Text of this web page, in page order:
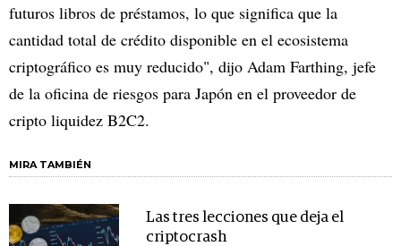
futuros libros de préstamos, lo que significa que la
cantidad total de crédito disponible en el ecosistema
criptográfico es muy reducido", dijo Adam Farthing, jefe
de la oficina de riesgos para Japón en el proveedor de
cripto liquidez B2C2.
MIRA TAMBIÉN
Las tres lecciones que deja el
criptocrash